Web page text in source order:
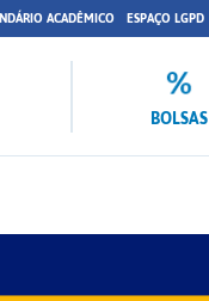
ACADÊMICO ESPAÇO LGPD
BOLSAS